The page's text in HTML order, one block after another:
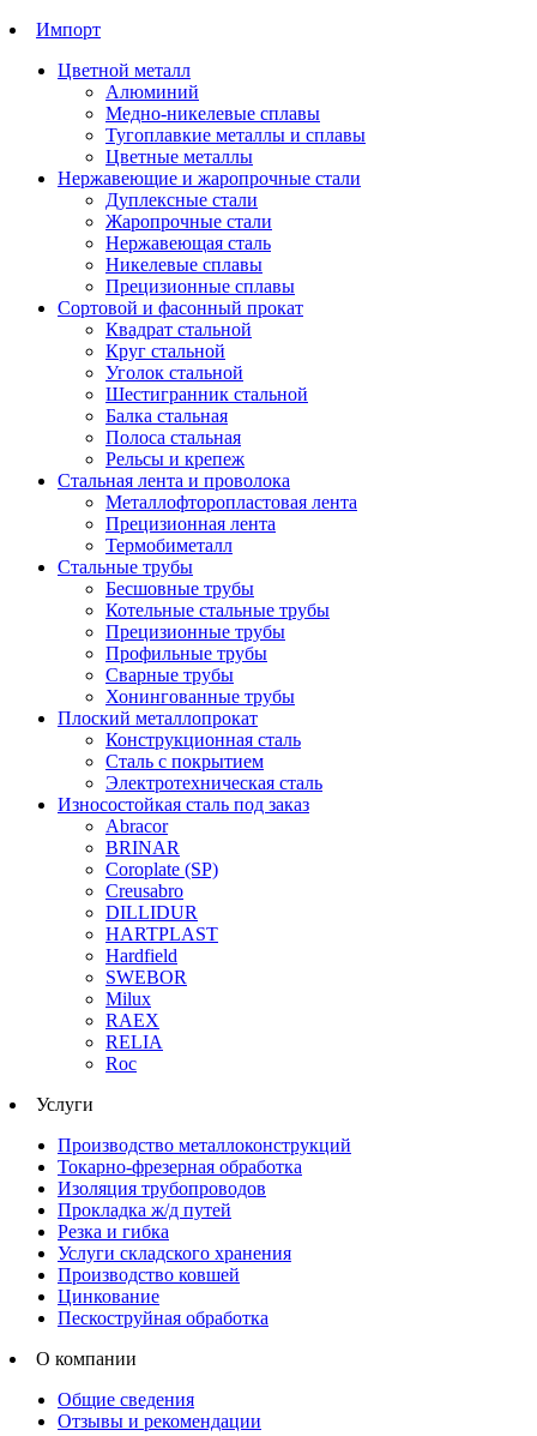
Импорт
Цветной металл
Алюминий
Медно-никелевые сплавы
Тугоплавкие металлы и сплавы
Цветные металлы
Нержавеющие и жаропрочные стали
Дуплексные стали
Жаропрочные стали
Нержавеющая сталь
Никелевые сплавы
Прецизионные сплавы
Сортовой и фасонный прокат
Квадрат стальной
Круг стальной
Уголок стальной
Шестигранник стальной
Балка стальная
Полоса стальная
Рельсы и крепеж
Стальная лента и проволока
Металлофторопластовая лента
Прецизионная лента
Термобиметалл
Стальные трубы
Бесшовные трубы
Котельные стальные трубы
Прецизионные трубы
Профильные трубы
Сварные трубы
Хонингованные трубы
Плоский металлопрокат
Конструкционная сталь
Сталь с покрытием
Электротехническая сталь
Износостойкая сталь под заказ
Abracor
BRINAR
Coroplate (SP)
Creusabro
DILLIDUR
HARTPLAST
Hardfield
SWEBOR
Milux
RAEX
RELIA
Roc
Услуги
Производство металлоконструкций
Токарно-фрезерная обработка
Изоляция трубопроводов
Прокладка ж/д путей
Резка и гибка
Услуги складского хранения
Производство ковшей
Цинкование
Пескоструйная обработка
О компании
Общие сведения
Отзывы и рекомендации